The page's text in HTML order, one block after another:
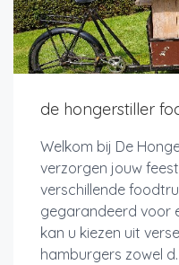
de hongerstiller
Welkom bij De
verzorgen jouw
verschillende
gegarandeerd voor
kan u kiezen uit
hamburgers zowel